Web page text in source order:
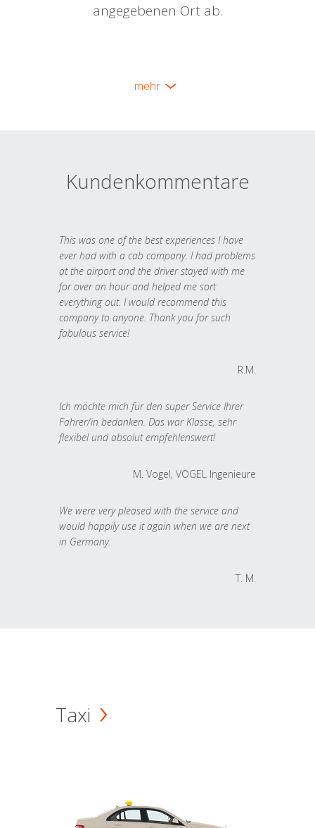
angegebenen Ort ab.
mehr
Kundenkommentare
This was one of the best experiences I have
ever had with a cab company. I had problems
at the airport and the driver stayed with me
for over an hour and helped me sort
everything out. I would recommend this
company to anyone. Thank you for such
fabulous service!
R.M.
Ich möchte mich für den super Service Ihrer
Fahrer/in bedanken. Das war Klasse, sehr
flexibel und absolut empfehlenswert!
M. Vogel, VOGEL Ingenieure
We were very pleased with the service and
would happily use it again when we are next
in Germany.
T. M.
Taxi